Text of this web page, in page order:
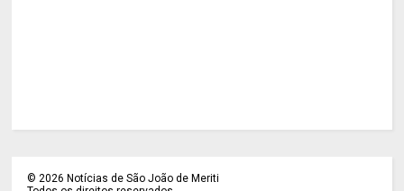
©2026 Notícias de São João de Meriti